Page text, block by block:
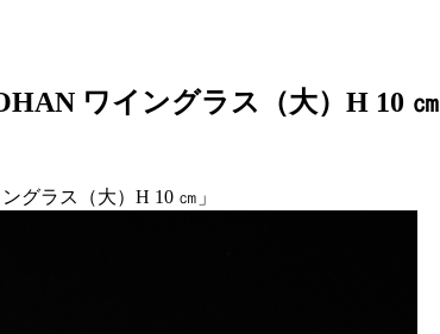
ワイングラス（大）H 10 ㎝